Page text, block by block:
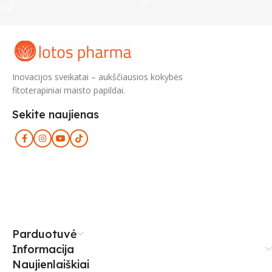
Inovacijos sveikatai – aukščiausios kokybės
fitoterapiniai maisto papildai.
Sekite naujienas
Parduotuvė
Informacija
Naujienlaiškiai